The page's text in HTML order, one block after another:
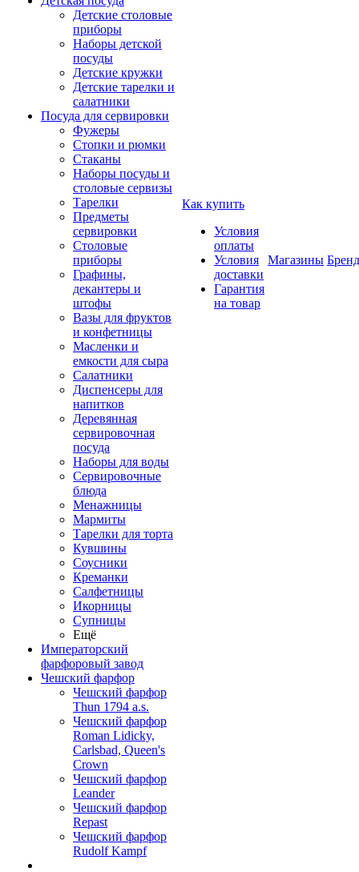
Детские столовые
приборы
Наборы детской
посуды
Детские кружки
Детские тарелки и
салатники
Посуда для сервировки
Фужеры
Стопки и рюмки
Стаканы
Наборы посуды и
столовые сервизы
Тарелки
Предметы
сервировки
Столовые
приборы
Графины,
декантеры и
штофы
Вазы для фруктов
и конфетницы
Масленки и
емкости для сыра
Салатники
Диспенсеры для
напитков
Деревянная
сервировочная
посуда
Наборы для воды
Сервировочные
блюда
Менажницы
Мармиты
Тарелки для торта
Кувшины
Соусники
Креманки
Салфетницы
Икорницы
Супницы
Ещё
Императорский
фарфоровый завод
Чешский фарфор
Чешский фарфор
Thun 1794 a.s.
Чешский фарфор
Roman Lidicky,
Carlsbad, Queen's
Crown
Чешский фарфор
Leander
Чешский фарфор
Repast
Чешский фарфор
Rudolf Kampf
Как купить
Условия
оплаты
Условия
доставки
Гарантия
на товар
Магазины